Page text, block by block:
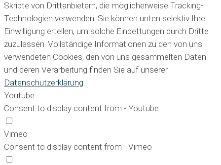
Skripte von Drittanbietern, die möglicherweise Tracking-
Technologien verwenden. Sie können unten selektiv Ihre
Einwilligung erteilen, um solche Einbettungen durch Dritte
zuzulassen. Vollständige Informationen zu den von uns
verwendeten Cookies, den von uns gesammelten Daten
und deren Verarbeitung finden Sie auf unserer
Datenschutzerklärung.
Youtube
Consent to display content from - Youtube
Vimeo
Consent to display content from - Vimeo